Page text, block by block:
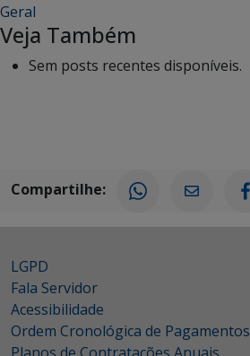
Geral
Veja Também
Sem posts recentes disponíveis.
Compartilhe:
LGPD
Fala Servidor
Acessibilidade
Ordem Cronológica de Pagamentos